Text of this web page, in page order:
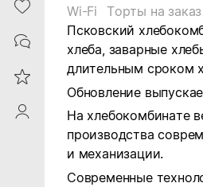
Heart
Contacts
Reviews
ProfileSaby
Wi-Fi Торты на заказ
Псковский
хлеба, заварные
длительным сроком
Обновление
На хлебокомбинате
производства
и механизации.
Современные